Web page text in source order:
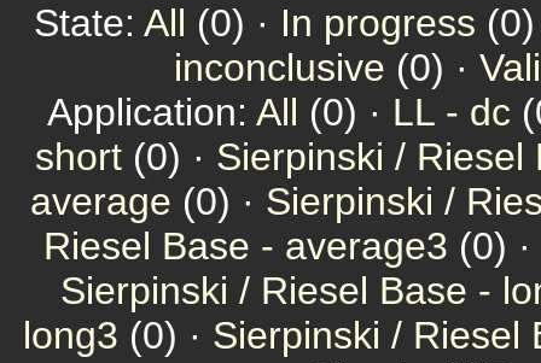
State: All (0) · In progress
inconclusive (0) ·
Application: All (0) · LL - dc
short (0) · Sierpinski / Riesel
average (0) · Sierpinski /
Riesel Base - average3 (0)
Sierpinski / Riesel Base -
long3 (0) · Sierpinski / Riesel